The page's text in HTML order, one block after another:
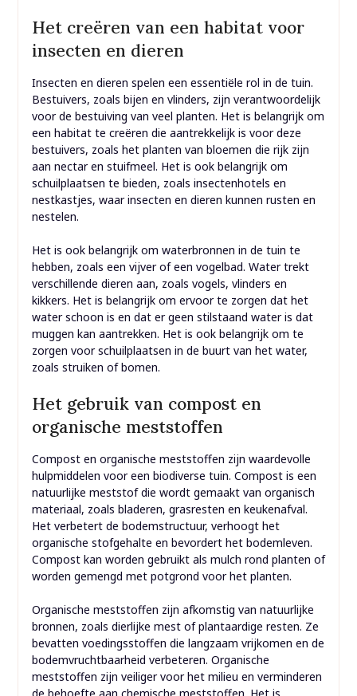
Het creëren van een habitat voor
insecten en dieren
Insecten en dieren spelen een essentiële rol in de tuin.
Bestuivers, zoals bijen en vlinders, zijn verantwoordelijk
voor de bestuiving van veel planten. Het is belangrijk om
een habitat te creëren die aantrekkelijk is voor deze
bestuivers, zoals het planten van bloemen die rijk zijn
aan nectar en stuifmeel. Het is ook belangrijk om
schuilplaatsen te bieden, zoals insectenhotels en
nestkastjes, waar insecten en dieren kunnen rusten en
nestelen.
Het is ook belangrijk om waterbronnen in de tuin te
hebben, zoals een vijver of een vogelbad. Water trekt
verschillende dieren aan, zoals vogels, vlinders en
kikkers. Het is belangrijk om ervoor te zorgen dat het
water schoon is en dat er geen stilstaand water is dat
muggen kan aantrekken. Het is ook belangrijk om te
zorgen voor schuilplaatsen in de buurt van het water,
zoals struiken of bomen.
Het gebruik van compost en
organische meststoffen
Compost en organische meststoffen zijn waardevolle
hulpmiddelen voor een biodiverse tuin. Compost is een
natuurlijke meststof die wordt gemaakt van organisch
materiaal, zoals bladeren, grasresten en keukenafval.
Het verbetert de bodemstructuur, verhoogt het
organische stofgehalte en bevordert het bodemleven.
Compost kan worden gebruikt als mulch rond planten of
worden gemengd met potgrond voor het planten.
Organische meststoffen zijn afkomstig van natuurlijke
bronnen, zoals dierlijke mest of plantaardige resten. Ze
bevatten voedingsstoffen die langzaam vrijkomen en de
bodemvruchtbaarheid verbeteren. Organische
meststoffen zijn veiliger voor het milieu en verminderen